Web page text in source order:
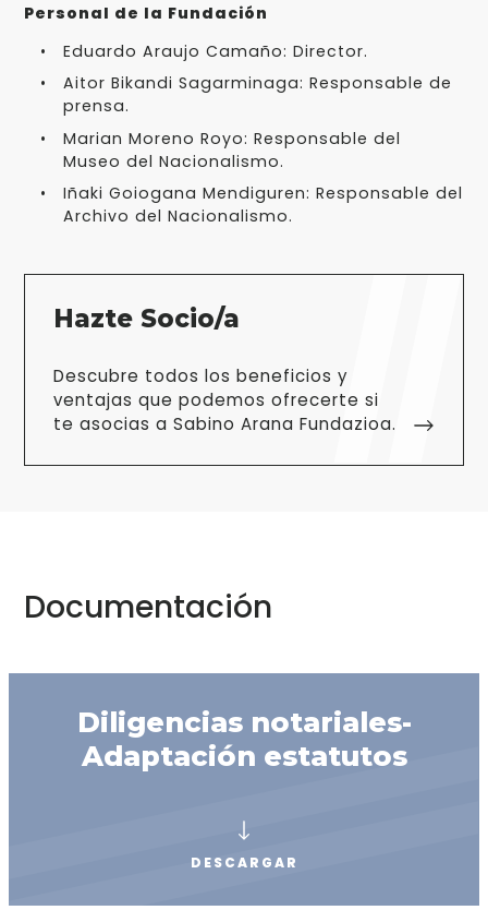
Personal de la Fundación
Eduardo Araujo Camaño: Director.
Aitor Bikandi Sagarminaga: Responsable de
prensa.
Marian Moreno Royo: Responsable del
Museo del Nacionalismo.
Iñaki Goiogana Mendiguren: Responsable del
Archivo del Nacionalismo.
Hazte Socio/a
Descubre todos los beneficios y
ventajas que podemos ofrecerte si
te asocias a Sabino Arana Fundazioa.
Documentación
Diligencias notariales-
Adaptación estatutos
DESCARGAR